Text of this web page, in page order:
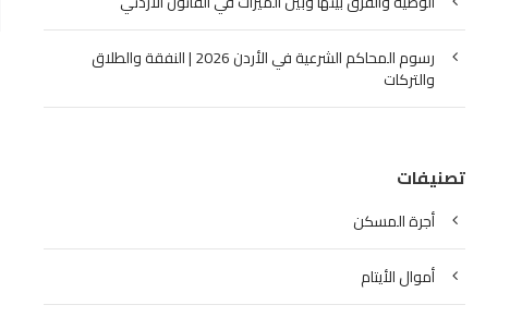
رسوم المحاكم الشرعية في الأردن 2026 | النفقة والطلاق
والتركات
تصنيفات
أجرة المسكن
أموال الأيتام